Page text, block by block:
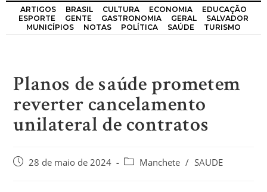
ARTIGOS BRASIL CULTURA ECONOMIA
EDUCAÇÃO
ESPORTE
GENTE GASTRONOMIA GERAL
SALVADOR
MUNICÍPIOS
NOTAS POLÍTICA SAÚDE TURISMO
Planos de saúde prometem
reverter cancelamento
unilateral de contratos
28 de maio de 2024 Manchete / SAUDE